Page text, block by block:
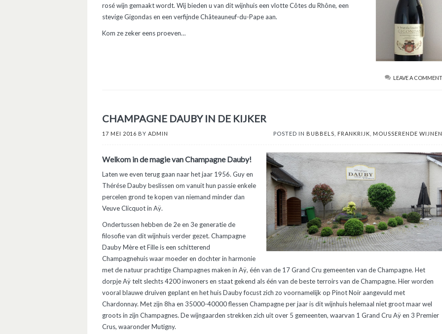
rosé wijn gemaakt wordt. Wij bieden u van dit wijnhuis een vlotte Côtes du Rhône, een
stevige Gigondas en een verfijnde Châteauneuf-du-Pape aan.
Kom ze zeker eens proeven…
LEAVE A COMMENT
CHAMPAGNE DAUBY IN DE KIJKER
17 MEI 2016 BY ADMIN POSTED IN BUBBELS FRANKRIJK MOUSSERENDE WIJNEN
Welkom in de magie van Champagne Dauby!
Laten we even terug gaan naar het jaar 1956. Guy en
Thérése Dauby beslissen om vanuit hun passie enkele
percelen grond te kopen van niemand minder dan
Veuve Clicquot in Aÿ.
Ondertussen hebben de 2e en 3e generatie de
filosofie van dit wijnhuis verder gezet. Champagne
Dauby Mère et Fille is een schitterend
Champagnehuis waar moeder en dochter in harmonie
met de natuur prachtige Champagnes maken in Aÿ, één van de 17 Grand Cru gemeenten van de Champagne. Het
dorpje Aÿ telt slechts 4200 inwoners en staat gekend als één van de beste terroirs van de Champagne. Hier worden
vooral blauwe druiven geplant en het huis Dauby focust zich zo voornamelijk op Pinot Noir aangevuld met
Chardonnay. Met zijn 8ha en 35000-40000 flessen Champagne per jaar is dit wijnhuis helemaal niet groot maar wel
groots in zijn Champagnes. De wijngaarden strekken zich uit over 5 gemeenten, waarvan 1 Grand Cru Aÿ en 3 Premier
Crus, waaronder Mutigny.